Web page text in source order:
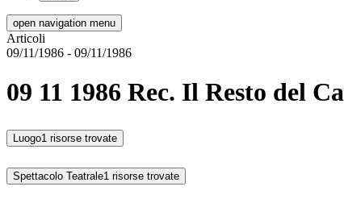
open navigation menu
Articoli
09/11/1986 - 09/11/1986
09 11 1986 Rec. Il Resto del
Luogo1 risorse trovate
Spettacolo Teatrale1 risorse trovate